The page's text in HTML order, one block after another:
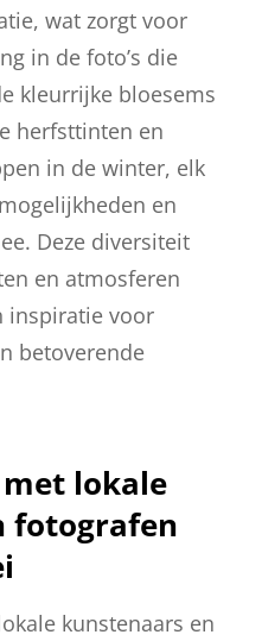
wat zorgt voor
in de foto’s die
kleurrijke bloesems
herfsttinten en
in de winter, elk
en
Deze diversiteit
en atmosferen
inspiratie voor
betoverende
lokale
fotografen
kunstenaars en